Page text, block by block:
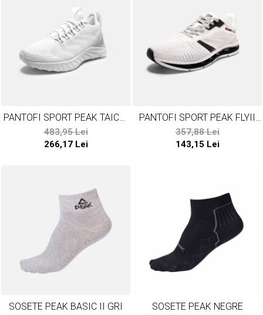
PANTOFI SPORT PEAK TAICHI
KING TOKYO21 ALB
483,95 Lei
266,17 Lei
PANTOFI SPORT PEAK FLYII
VII DAMA ALB
357,88 Lei
143,15 Lei
SOSETE PEAK BASIC II GRI SOSETE PEAK NEGRE